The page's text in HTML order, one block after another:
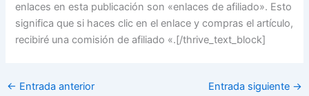
enlaces en esta publicación son «enlaces de afiliado». Esto
significa que si haces clic en el enlace y compras el artículo,
recibiré una comisión de afiliado «.[/thrive_text_block]
← Entrada anterior Entrada siguiente →